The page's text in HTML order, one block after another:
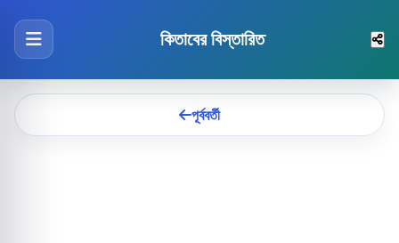
কিতাবের বিস্তারিত
পূর্ববর্তী